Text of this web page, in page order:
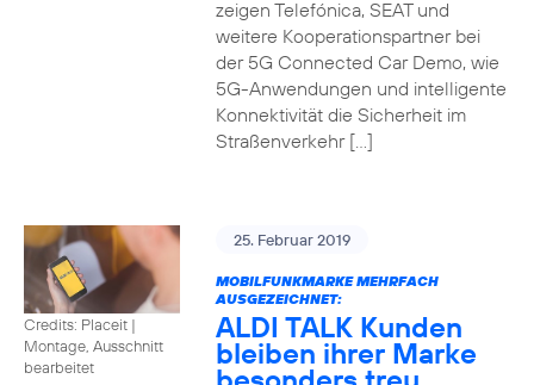
zeigen Telefónica, SEAT und
weitere Kooperationspartner bei
der 5G Connected Car Demo, wie
5G-Anwendungen und intelligente
Konnektivität die Sicherheit im
Straßenverkehr […]
Credits: Placeit |
Montage, Ausschnitt
bearbeitet
25. Februar 2019
MOBILFUNKMARKE MEHRFACH
AUSGEZEICHNET:
ALDI TALK Kunden
bleiben ihrer Marke